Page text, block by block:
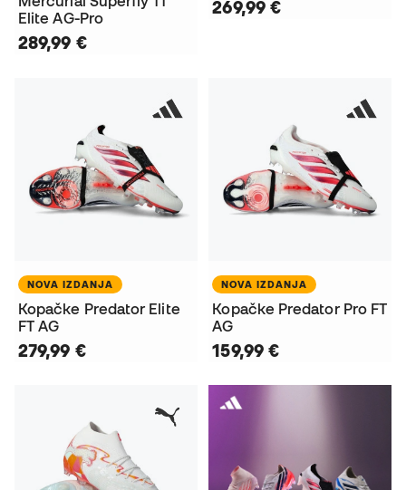
Elite AG-Pro
289,99 €
269,99 €
NOVA IZDANJA
Kopačke Predator Elite
FT AG
279,99 €
NOVA IZDANJA
Kopačke Predator Pro FT
AG
159,99 €